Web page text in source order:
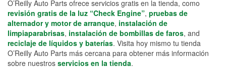
O’Reilly Auto Parts ofrece servicios gratis en la tienda, como
revisión gratis de la luz “Check Engine”, pruebas de
alternador y motor de arranque, instalación de
limpiaparabrisas, instalación de bombillas de faros, and
reciclaje de líquidos y baterías. Visita hoy mismo tu tienda
O’Reilly Auto Parts más cercana para obtener más información
sobre nuestros servicios en la tienda.